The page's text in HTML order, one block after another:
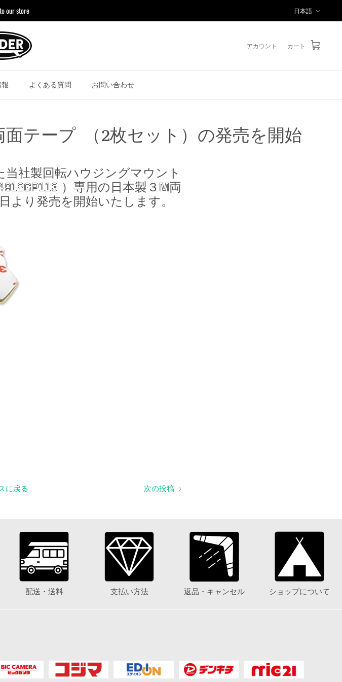
our store
語
日本語
アカウント カート
よくある質問 お問い合わせ
テープ （2枚セット）の発売を開始
社製回転ハウジングマウント
）専用の日本製３M両
より発売を開始いたします。
に戻る 次の投稿
配送・送料 支払い方法 返品・キャンセル ショップについて